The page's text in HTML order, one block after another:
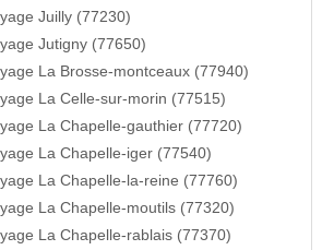
Juilly (77230)
Jutigny (77650)
La Brosse-montceaux (77940)
La Celle-sur-morin (77515)
La Chapelle-gauthier (77720)
La Chapelle-iger (77540)
La Chapelle-la-reine (77760)
La Chapelle-moutils (77320)
La Chapelle-rablais (77370)